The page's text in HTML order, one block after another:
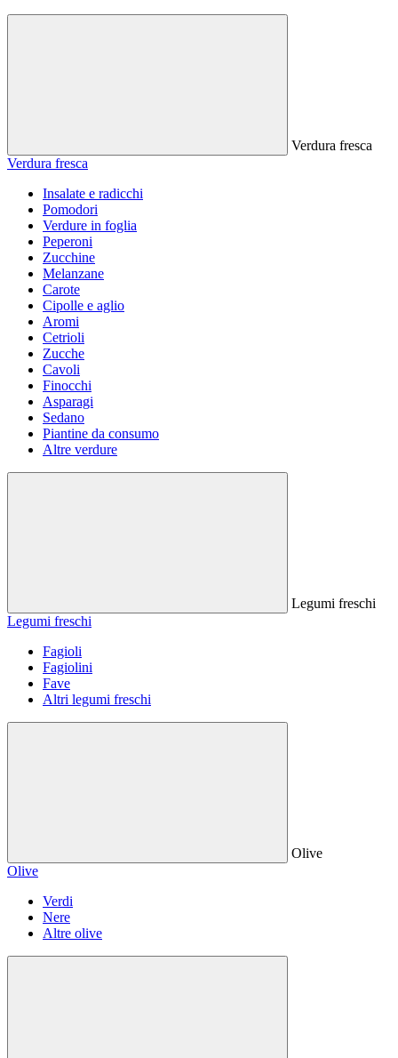
Verdura fresca
Verdura fresca
Insalate e radicchi
Pomodori
Verdure in foglia
Peperoni
Zucchine
Melanzane
Carote
Cipolle e aglio
Aromi
Cetrioli
Zucche
Cavoli
Finocchi
Asparagi
Sedano
Piantine da consumo
Altre verdure
Legumi freschi
Legumi freschi
Fagioli
Fagiolini
Fave
Altri legumi freschi
Olive
Olive
Verdi
Nere
Altre olive